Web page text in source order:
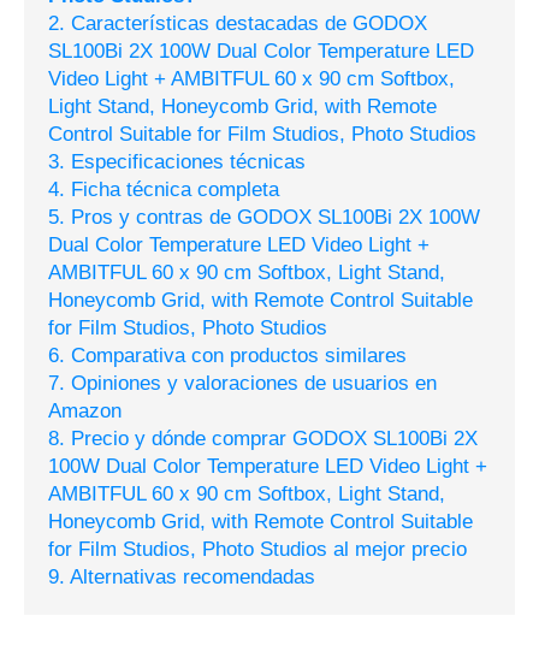
2. Características destacadas de GODOX
SL100Bi 2X 100W Dual Color Temperature LED
Video Light + AMBITFUL 60 x 90 cm Softbox,
Light Stand, Honeycomb Grid, with Remote
Control Suitable for Film Studios, Photo Studios
3. Especificaciones técnicas
4. Ficha técnica completa
5. Pros y contras de GODOX SL100Bi 2X 100W
Dual Color Temperature LED Video Light +
AMBITFUL 60 x 90 cm Softbox, Light Stand,
Honeycomb Grid, with Remote Control Suitable
for Film Studios, Photo Studios
6. Comparativa con productos similares
7. Opiniones y valoraciones de usuarios en
Amazon
8. Precio y dónde comprar GODOX SL100Bi 2X
100W Dual Color Temperature LED Video Light +
AMBITFUL 60 x 90 cm Softbox, Light Stand,
Honeycomb Grid, with Remote Control Suitable
for Film Studios, Photo Studios al mejor precio
9. Alternativas recomendadas